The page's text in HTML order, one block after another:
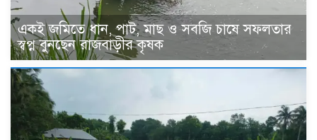
একই জমিতে ধান, পাট, মাছ ও সবজি চাষে সফলতার
স্বপ্ন বুনছেন রাজবাড়ীর কৃষক